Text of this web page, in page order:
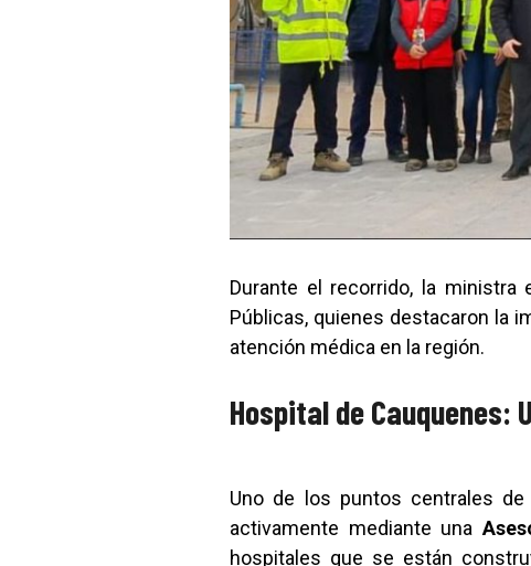
Durante el recorrido, la ministra
Públicas, quienes destacaron la
atención médica en la región.
Hospital de Cauquenes:
Uno de los puntos centrales
activamente mediante una
hospitales que se están